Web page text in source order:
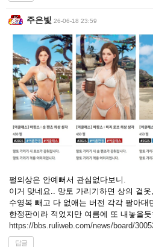
주은빛 26-06-18 23:59
펄의상은 안예뻐서 관심없다보니.
이거 맞네요.. 망토 가리기하면 상의 겉
수영복 빼고 다 없애는 버전 각각 팔아대
한정판이라 적었지만 여름에 또 내놓을듯
https://bbs.ruliweb.com/news/board/
답글